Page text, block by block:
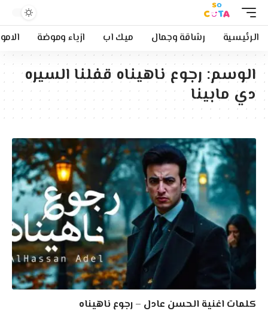
الرئيسية رشاقة وجمال ميك اب ازياء وموضة
الوسم: رجوع ناهيناه قفلنا السيره
دي مابينا
كلمات اغنية الحسن عادل – رجوع ناهيناه